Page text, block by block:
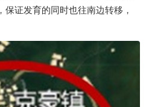
证发育的同时也往南边转移，